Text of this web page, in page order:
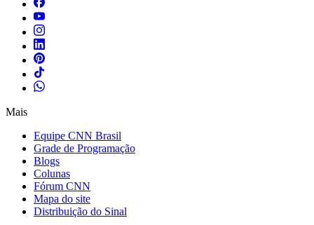
Mais
Equipe CNN Brasil
Grade de Programação
Blogs
Colunas
Fórum CNN
Mapa do site
Distribuição do Sinal